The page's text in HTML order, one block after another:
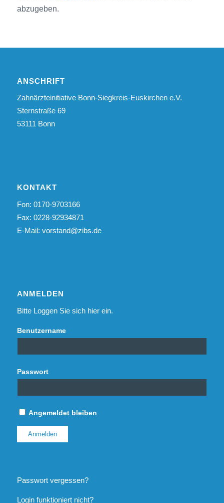
abzugeben.
ANSCHRIFT
Zahnärzteinitiative Bonn-Siegkreis-Euskirchen e.V.
Sternstraße 69
53111 Bonn
KONTAKT
Fon: 0170-9703166
Fax: 0228-92934871
E-Mail: vorstand@zibs.de
ANMELDEN
Bitte Loggen Sie sich hier ein.
Benutzername
Passwort
Angemeldet bleiben
Passwort vergessen?
Login funktioniert nicht?